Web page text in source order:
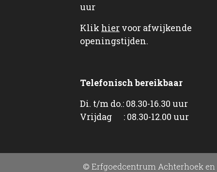
uur
Klik hier voor afwijkende
openingstijden.
Telefonisch bereikbaar
Di. t/m do.: 08.30-16.30 uur
Vrijdag : 08.30-12.00 uur
© Erfgoedcentrum Achterhoek en